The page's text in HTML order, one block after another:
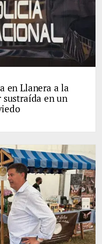
en Llanera a la
sustraída en un